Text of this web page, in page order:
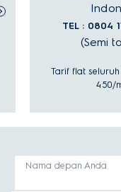
TEL : 0804
(Semi
Tarif flat
450/
Nama depan Anda